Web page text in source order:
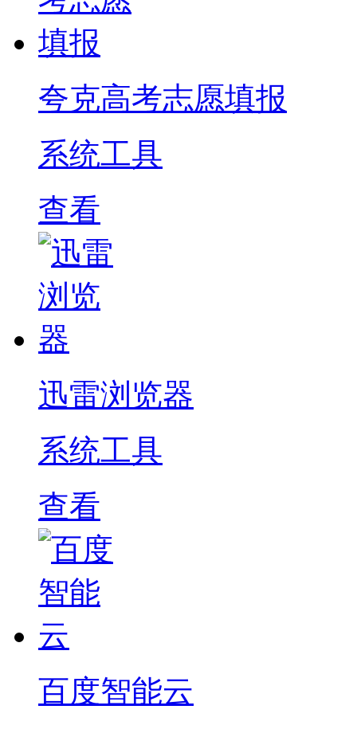
夸克高考志愿填报
系统工具
查看
迅雷浏览器
系统工具
查看
百度智能云